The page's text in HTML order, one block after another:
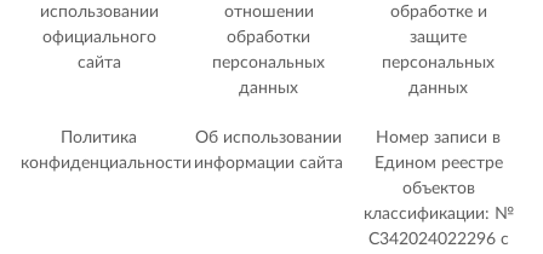
использовании
официального
сайта
отношении
обработки
персональных
данных
обработке и
защите
персональных
данных
Политика
конфиденциальности
Об использовании
информации сайта
Номер записи в
Едином реестре
объектов
классификации: №
С342024022296 c